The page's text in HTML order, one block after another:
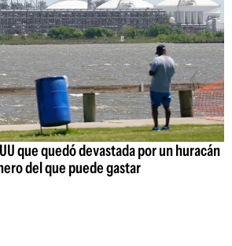
que quedó devastada por un huracán
del que puede gastar